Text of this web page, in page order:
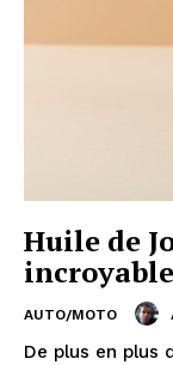
Huile de
AUTO/MOTO
De plus en plus